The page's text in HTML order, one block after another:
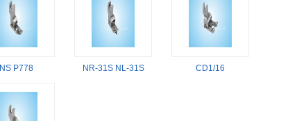
NS P778 NR-31S NL-31S CD1/16